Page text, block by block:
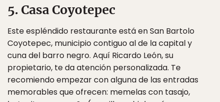
5. Casa Coyotepec
Este espléndido restaurante está en San Bartolo
Coyotepec, municipio contiguo al de la capital y
cuna del barro negro. Aquí Ricardo León, su
propietario, te da atención personalizada. Te
recomiendo empezar con alguna de las entradas
memorables que ofrecen: memelas con tasajo,